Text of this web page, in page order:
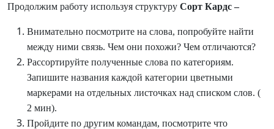
Продолжим работу используя структуру Сорт Кардс –
Внимательно посмотрите на слова, попробуйте найти
между ними связь. Чем они похожи? Чем отличаются?
Рассортируйте полученные слова по категориям.
Запишите названия каждой категории цветными
маркерами на отдельных листочках над списком слов. (
2 мин).
Пройдите по другим командам, посмотрите что